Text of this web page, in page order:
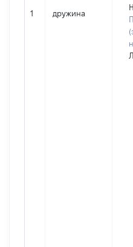
1 дружина